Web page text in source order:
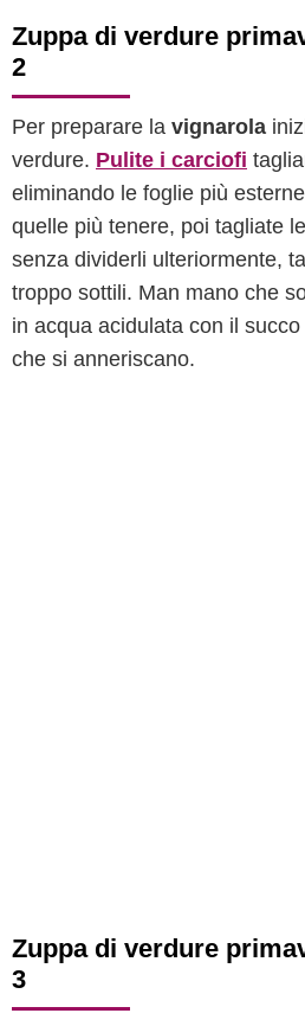
Zuppa di verdure
2
Per preparare la vignarola
verdure. Pulite i carciofi
eliminando le foglie più
quelle più tenere, poi tagliate
senza dividerli ulteriormente,
troppo sottili. Man mano che
in acqua acidulata con il
che si anneriscano.
Zuppa di verdure
3